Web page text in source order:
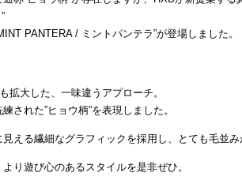
PANTERA / ミントパンテラ”が登場しました。
拡大した、一味違うアプローチ。
された”ヒョウ柄”を表現しました。
える繊細なグラフィックを採用し、とても毛並
り遊び心のあるスタイルを是非ぜひ。